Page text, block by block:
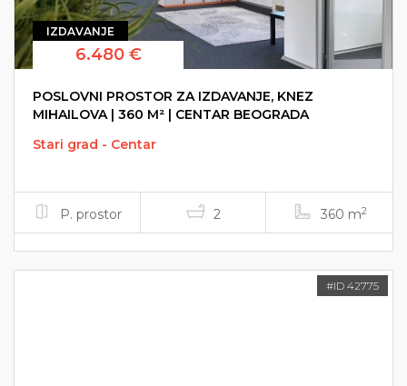
IZDAVANJE
6.480 €
POSLOVNI PROSTOR ZA IZDAVANJE, KNEZ
MIHAILOVA | 360 M² | CENTAR BEOGRADA
Stari grad - Centar
P. prostor 2 360 m2
#ID 42775